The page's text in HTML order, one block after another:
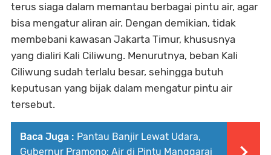
terus siaga dalam memantau berbagai pintu air, agar
bisa mengatur aliran air. Dengan demikian, tidak
membebani kawasan Jakarta Timur, khususnya
yang dialiri Kali Ciliwung. Menurutnya, beban Kali
Ciliwung sudah terlalu besar, sehingga butuh
keputusan yang bijak dalam mengatur pintu air
tersebut.
Baca Juga : Pantau Banjir Lewat Udara,
Gubernur Pramono: Air di Pintu Manggarai